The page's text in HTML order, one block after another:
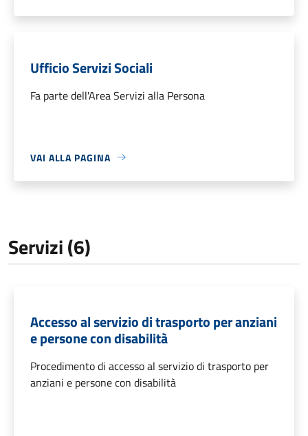
Ufficio Servizi Sociali
Fa parte dell'Area Servizi alla Persona
VAI ALLA PAGINA
Servizi (6)
Accesso al servizio di trasporto per anziani
e persone con disabilità
Procedimento di accesso al servizio di trasporto per
anziani e persone con disabilità